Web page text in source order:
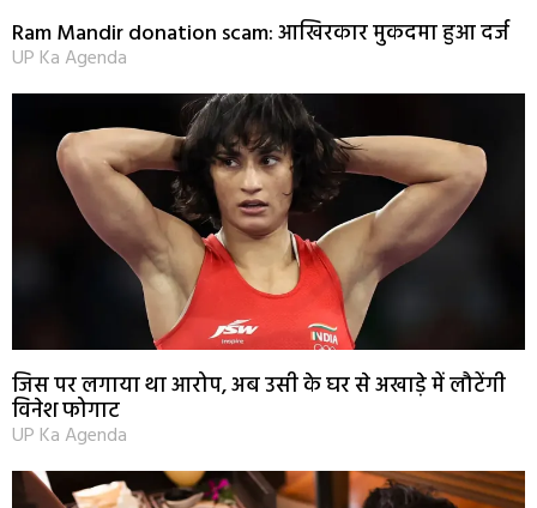
Ram Mandir donation scam: आखिरकार मुकदमा हुआ दर्ज
UP Ka Agenda
जिस पर लगाया था आरोप, अब उसी के घर से अखाड़े में लौटेंगी
विनेश फोगाट
UP Ka Agenda